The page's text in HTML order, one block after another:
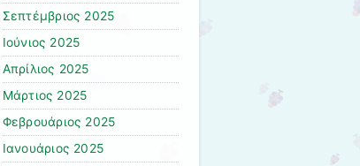
Σεπτέμβριος 2025
Ιούνιος 2025
Απρίλιος 2025
Μάρτιος 2025
Φεβρουάριος 2025
Ιανουάριος 2025